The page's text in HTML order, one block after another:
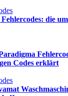
die
Codes erklärt